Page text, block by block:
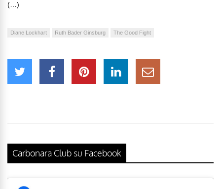
(…)
Diane Lockhart Ruth Bader Ginsburg The Good Fight
Carbonara Club su Facebook